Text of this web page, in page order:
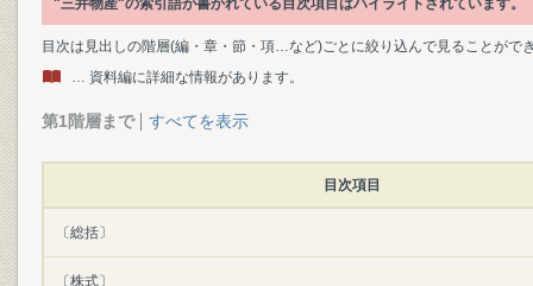
"三井物産"の索引語が書かれている目次項目はハイライトされています。
目次は見出しの階層(編・章・節・項…など)ごとに絞り込んで見ることがで
… 資料編に詳細な情報があります。
第1階層まで すべてを表示
目次項目
〔総括〕
〔株式〕